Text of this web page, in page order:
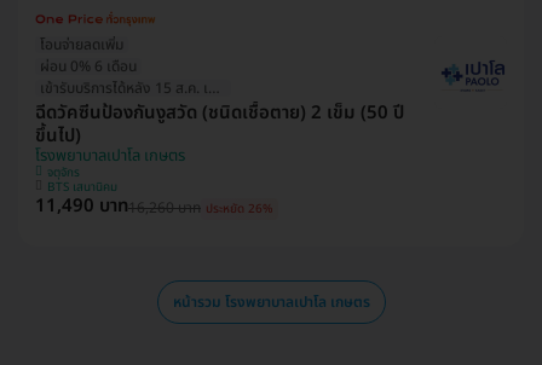
โอนจ่ายลดเพิ่ม
ผ่อน 0% 6 เดือน
เข้ารับบริการได้หลัง 15 ส.ค. เป็นต้นไป
ฉีดวัคซีนป้องกันงูสวัด (ชนิดเชื้อตาย) 2 เข็ม (50 ปี
ขึ้นไป)
โรงพยาบาลเปาโล เกษตร
จตุจักร
BTS เสนานิคม
11,490 บาท16,260 บาท ประหยัด 26%
หน้ารวม โรงพยาบาลเปาโล เกษตร